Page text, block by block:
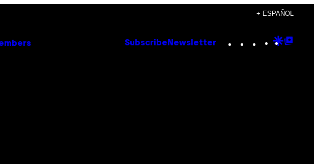
+ ESPAÑOL
Subscribe Newsletter Instagram
TikTok
YouTube
Google